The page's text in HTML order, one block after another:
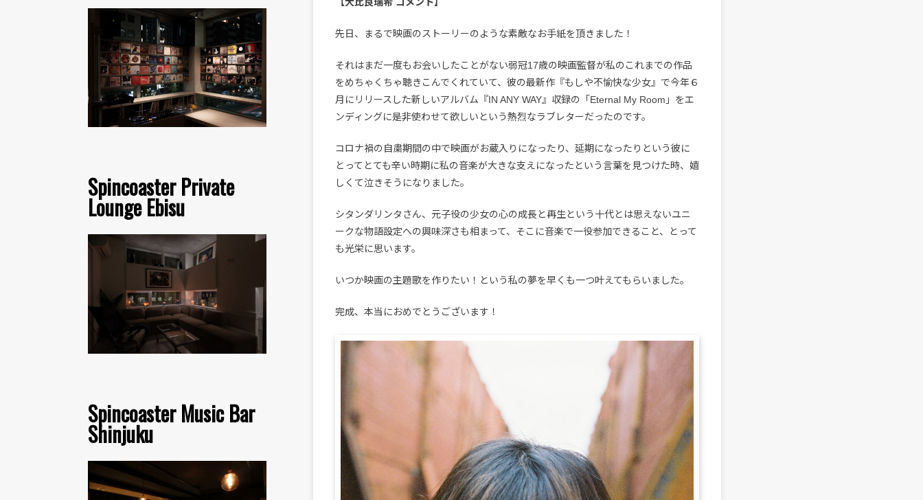
Spincoaster Private
Lounge Ebisu
Spincoaster Music Bar
Shinjuku
先日、まるで映画のストーリーのような素敵なお手紙を頂きました！
それはまだ一度もお会いしたことがない弱冠17歳の映画監督が私のこれまでの作品
をめちゃくちゃ聴きこんでくれていて、彼の最新作『もしや不愉快な少女』で今年６
月にリリースした新しいアルバム『IN ANY WAY』収録の「Eternal My Room」をエ
ンディングに是非使わせて欲しいという熱烈なラブレターだったのです。
コロナ禍の自粛期間の中で映画がお蔵入りになったり、延期になったりという彼に
とってとても辛い時期に私の音楽が大きな支えになったという言葉を見つけた時、嬉
しくて泣きそうになりました。
シタンダリンタさん、元子役の少女の心の成長と再生という十代とは思えないユニ
ークな物語設定への興味深さも相まって、そこに音楽で一役参加できること、とって
も光栄に思います。
いつか映画の主題歌を作りたい！という私の夢を早くも一つ叶えてもらいました。
完成、本当におめでとうございます！